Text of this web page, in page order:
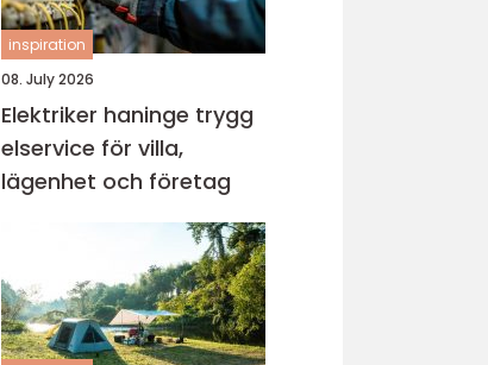
inspiration
08. July 2026
Elektriker haninge trygg
elservice för villa,
lägenhet och företag